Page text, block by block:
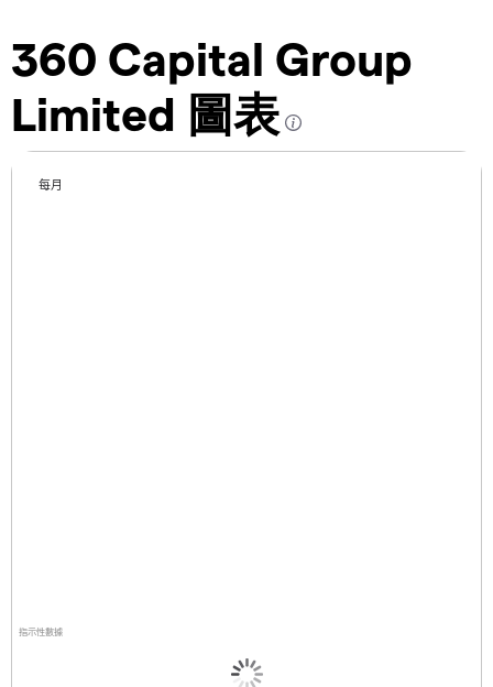
360 Capital Group
Limited 圖表
指示性數據
每月